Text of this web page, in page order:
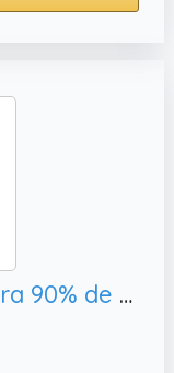
FAIR WIND Tela de sombra 90% de tela para sombra, color moca